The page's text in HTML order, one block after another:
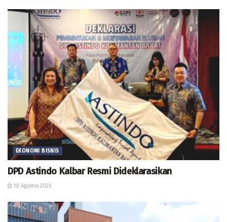
EKONOMI BISNIS
DPD Astindo Kalbar Resmi Dideklarasikan
10 Agustus 2026